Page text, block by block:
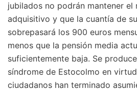
jubilados no podrán mantener el
adquisitivo y que la cuantía de
sobrepasará los 900 euros
menos que la pensión media
suficientemente baja. Se
síndrome de Estocolmo en
ciudadanos han terminado